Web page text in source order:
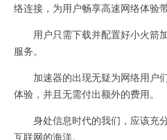
络连接，为用户畅享高速网络体验
用户只需下载并配置好小火箭
服务。
加速器的出现无疑为网络用户
体验，并且无需付出额外的费用。
身处信息时代的我们，应该充
互联网的海洋。